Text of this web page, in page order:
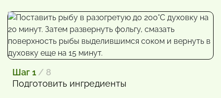
Шаг 1 / 8
Подготовить ингредиенты